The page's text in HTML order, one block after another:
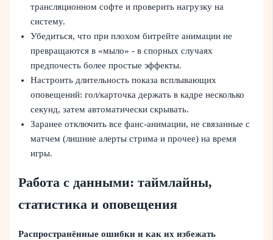
трансляционном софте и проверить нагрузку на
систему.
Убедиться, что при плохом битрейте анимации не
превращаются в «мыло» - в спорных случаях
предпочесть более простые эффекты.
Настроить длительность показа всплывающих
оповещений: гол/карточка держать в кадре несколько
секунд, затем автоматически скрывать.
Заранее отключить все фанс‑анимации, не связанные с
матчем (лишние алерты стрима и прочее) на время
игры.
Работа с данными: таймлайны,
статистика и оповещения
Распространённые ошибки и как их избежать